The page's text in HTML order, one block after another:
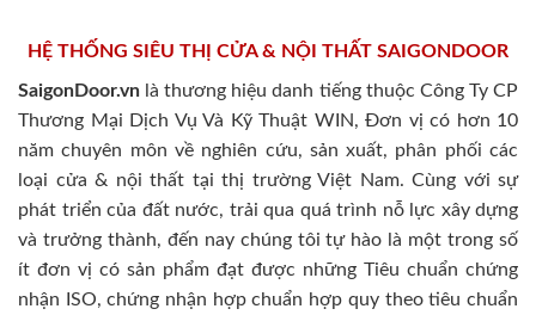
HỆ THỐNG SIÊU THỊ CỬA & NỘI THẤT SAIGONDOOR
SaigonDoor.vn là thương hiệu danh tiếng thuộc Công Ty CP
Thương Mại Dịch Vụ Và Kỹ Thuật WIN, Đơn vị có hơn 10
năm chuyên môn về nghiên cứu, sản xuất, phân phối các
loại cửa & nội thất tại thị trường Việt Nam. Cùng với sự
phát triển của đất nước, trải qua quá trình nỗ lực xây dựng
và trưởng thành, đến nay chúng tôi tự hào là một trong số
ít đơn vị có sản phẩm đạt được những Tiêu chuẩn chứng
nhận ISO, chứng nhận hợp chuẩn hợp quy theo tiêu chuẩn